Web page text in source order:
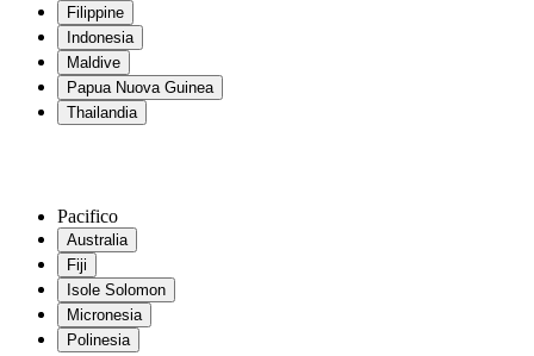
Filippine
Indonesia
Maldive
Papua Nuova Guinea
Thailandia
Pacifico
Australia
Fiji
Isole Solomon
Micronesia
Polinesia